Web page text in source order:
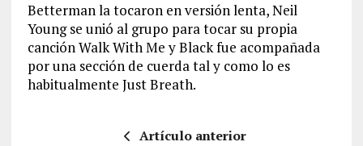
Betterman la tocaron en versión lenta, Neil
Young se unió al grupo para tocar su propia
canción Walk With Me y Black fue acompañada
por una sección de cuerda tal y como lo es
habitualmente Just Breath.
Artículo anterior